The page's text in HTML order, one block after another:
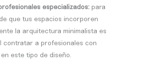
especializados: para
que tus espacios incorporen
la arquitectura minimalista es
contratar a profesionales con
este tipo de diseño.